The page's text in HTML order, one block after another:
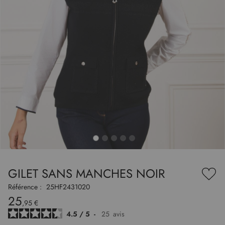
GILET SANS MANCHES NOIR
à
Référence : 25HF2431020
25,95 €
4.5 / 5 - 25 avis